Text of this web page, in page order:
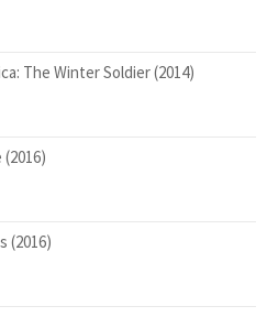
The Winter Soldier (2014)
(2016)